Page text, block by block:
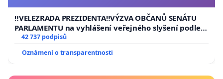
republiky
‼️VELEZRADA PREZIDENTA‼️VÝZVA OBČANŮ SENÁTU
PARLAMENTU na vyhlášení veřejného slyšení podle §
144 jednacího řádu Senátu k návrhu na přijetí
usnesení k podání ústavní žaloby na prezidenta
republiky
42 737 podpisů
Oznámení o transparentnosti